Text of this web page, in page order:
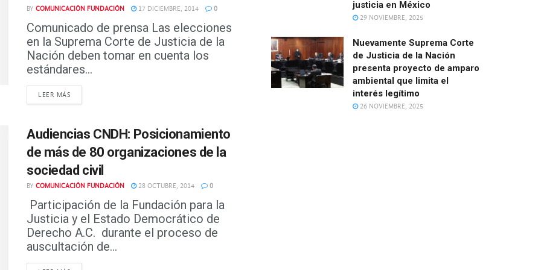
BY COMUNICACIÓN FUNDACIÓN 17 DICIEMBRE, 2014 0
Comunicado de prensa Las elecciones
en la Suprema Corte de Justicia de la
Nación deben tomar en cuenta los
estándares...
LEER MÁS
Audiencias CNDH: Posicionamiento
de más de 80 organizaciones de la
sociedad civil
BY COMUNICACIÓN FUNDACIÓN 28 OCTUBRE, 2014 0
Participación de la Fundación para la
Justicia y el Estado Democrático de
Derecho A.C. durante el proceso de
auscultación de...
justicia en México
29 NOVIEMBRE, 2025
Nuevamente Suprema Corte
de Justicia de la Nación
presenta proyecto de amparo
ambiental que limita el
interés legítimo
26 NOVIEMBRE, 2025